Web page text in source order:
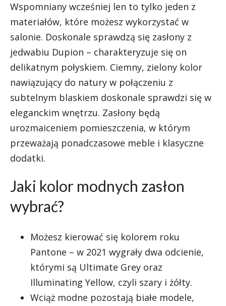
Wspomniany wcześniej len to tylko jeden z
materiałów, które możesz wykorzystać w
salonie. Doskonale sprawdzą się zasłony z
jedwabiu Dupion – charakteryzuje się on
delikatnym połyskiem. Ciemny, zielony kolor
nawiązujący do natury w połączeniu z
subtelnym blaskiem doskonale sprawdzi się w
eleganckim wnętrzu. Zasłony będą
urozmaiceniem pomieszczenia, w którym
przeważają ponadczasowe meble i klasyczne
dodatki.
Jaki kolor modnych zasłon
wybrać?
Możesz kierować się kolorem roku
Pantone – w 2021 wygrały dwa odcienie,
którymi są Ultimate Grey oraz
Illuminating Yellow, czyli szary i żółty.
Wciąż modne pozostają białe modele,